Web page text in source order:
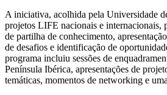
A iniciativa, acolhida pela Universidade
projetos LIFE nacionais e internacionais,
de partilha de conhecimento,
de desafios e identificação de
programa incluiu sessões de
Península Ibérica, apresentações de
temáticas, momentos de networking e